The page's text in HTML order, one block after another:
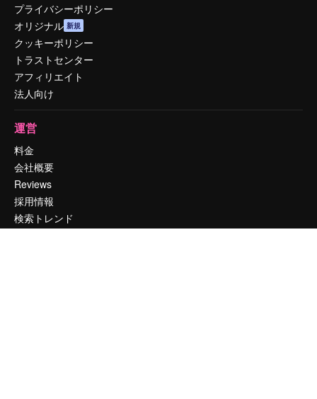
プライバシーポリシー
オリジナル 新規
クッキーポリシー
トラストセンター
アフィリエイト
法人向け
運営
料金
会社概要
Reviews
採用情報
検索トレンド